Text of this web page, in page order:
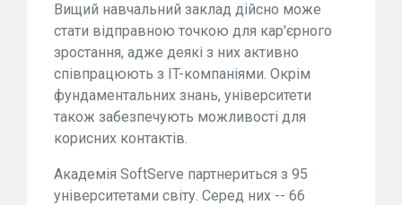
Вищий навчальний заклад дійсно може
стати відправною точкою для кар'єрного
зростання, адже деякі з них активно
співпрацюють з IT-компаніями. Окрім
фундаментальних знань, університети
також забезпечують можливості для
корисних контактів.
Академія SoftServe партнериться з 95
університетами світу. Серед них -- 66